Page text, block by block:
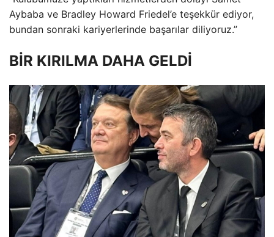
Aybaba ve Bradley Howard Friedel’e teşekkür ediyor,
bundan sonraki kariyerlerinde başarılar diliyoruz.”
BİR KIRILMA DAHA GELDİ